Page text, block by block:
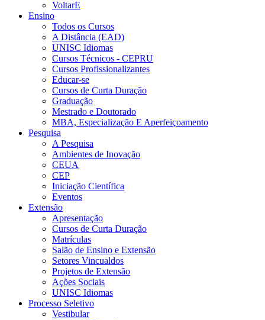
VoltarE
Ensino
Todos os Cursos
A Distância (EAD)
UNISC Idiomas
Cursos Técnicos - CEPRU
Cursos Profissionalizantes
Educar-se
Cursos de Curta Duração
Graduação
Mestrado e Doutorado
MBA, Especialização E Aperfeiçoamento
Pesquisa
A Pesquisa
Ambientes de Inovação
CEUA
CEP
Iniciação Científica
Eventos
Extensão
Apresentação
Cursos de Curta Duração
Matrículas
Salão de Ensino e Extensão
Setores Vincualdos
Projetos de Extensão
Ações Sociais
UNISC Idiomas
Processo Seletivo
Vestibular